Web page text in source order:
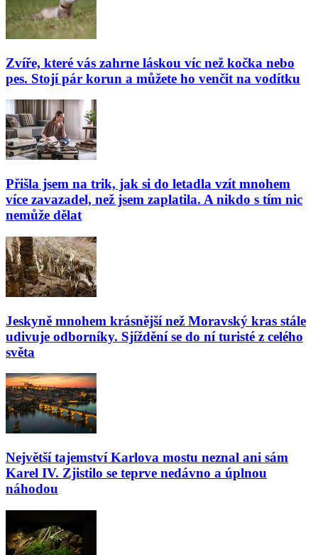
Zvíře, které vás zahrne láskou víc než kočka nebo
pes. Stojí pár korun a můžete ho venčit na vodítku
Přišla jsem na trik, jak si do letadla vzít mnohem
více zavazadel, než jsem zaplatila. A nikdo s tím nic
nemůže dělat
Jeskyně mnohem krásnější než Moravský kras stále
udivuje odborníky. Sjíždění se do ní turisté z celého
světa
Největší tajemství Karlova mostu neznal ani sám
Karel IV. Zjistilo se teprve nedávno a úplnou
náhodou